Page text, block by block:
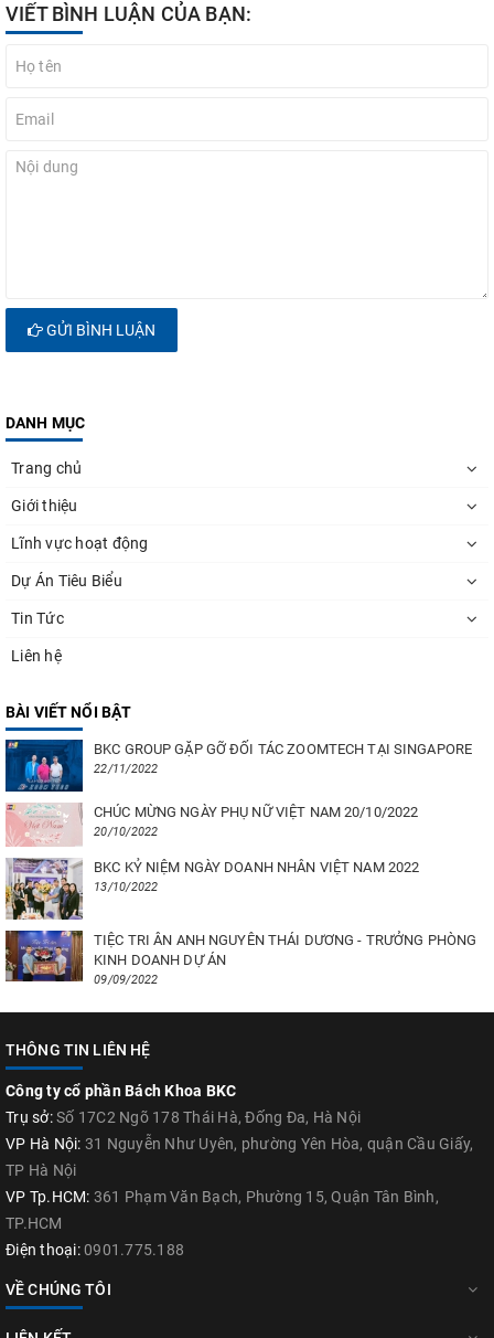
VIẾT BÌNH LUẬN CỦA BẠN:
GỬI BÌNH LUẬN
DANH MỤC
Trang chủ
Giới thiệu
Lĩnh vực hoạt động
Dự Án Tiêu Biểu
Tin Tức
Liên hệ
BÀI VIẾT NỔI BẬT
BKC GROUP GẶP GỠ ĐỐI TÁC ZOOMTECH TẠI SINGAPORE
22/11/2022
CHÚC MỪNG NGÀY PHỤ NỮ VIỆT NAM 20/10/2022
20/10/2022
BKC KỶ NIỆM NGÀY DOANH NHÂN VIỆT NAM 2022
13/10/2022
TIỆC TRI ÂN ANH NGUYÊN THÁI DƯƠNG - TRƯỞNG PHÒNG
KINH DOANH DỰ ÁN
09/09/2022
THÔNG TIN LIÊN HỆ
Công ty cổ phần Bách Khoa BKC
Trụ sở:Số 17C2 Ngõ 178 Thái Hà, Đống Đa, Hà Nội
VP Hà Nội: 31 Nguyễn Như Uyên, phường Yên Hòa, quận Cầu Giấy,
TP Hà Nội
VP Tp.HCM: 361 Phạm Văn Bạch, Phường 15, Quận Tân Bình,
TP.HCM
Điện thoại: 0901.775.188
VỀ CHÚNG TÔI